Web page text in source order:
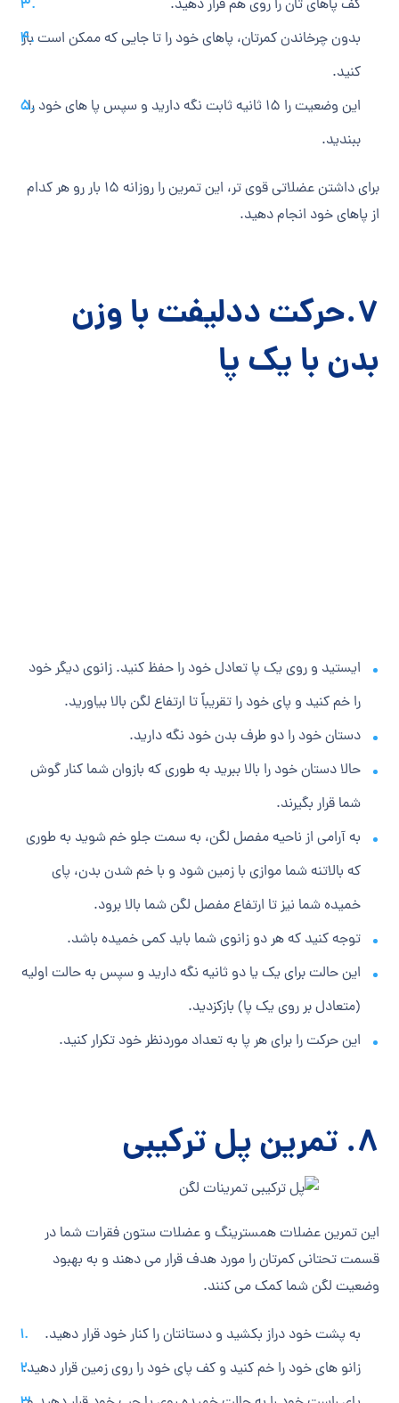
کف پاهای تان را روی هم قرار دهید.
بدون چرخاندن کمرتان، پاهای خود را تا جایی که ممکن است باز
کنید.
این وضعیت را 15 ثانیه ثابت نگه دارید و سپس پا های خود را
ببندید.
برای داشتن عضلاتی قوی تر، این تمرین را روزانه 15 بار رو هر کدام
از پاهای خود انجام دهید.
7.حرکت ددلیفت با وزن
بدن با یک پا
ایستید و روی یک پا تعادل خود را حفظ کنید. زانوی دیگر خود
را خم کنید و پای خود را تقریباً تا ارتفاع لگن بالا بیاورید.
دستان خود را دو طرف بدن خود نگه دارید.
حالا دستان خود را بالا ببرید به طوری که بازوان شما کنار گوش
شما قرار بگیرند.
به آرامی از ناحیه مفصل لگن، به سمت جلو خم شوید به طوری
که بالاتنه شما موازی با زمین شود و با خم شدن بدن، پای
خمیده شما نیز تا ارتفاع مفصل لگن شما بالا برود.
توجه کنید که هر دو زانوی شما باید کمی خمیده باشد.
این حالت برای یک یا دو ثانیه نگه دارید و سپس به حالت اولیه
(متعادل بر روی یک پا) بازکزدید.
این حرکت را برای هر پا به تعداد موردنظر خود تکرار کنید.
8. تمرین پل ترکیبی
این تمرین عضلات همسترینگ و عضلات ستون فقرات شما در
قسمت تحتانی کمرتان را مورد هدف قرار می‎ دهند و به بهبود
وضعیت لگن شما کمک می‎ کنند.
به پشت خود دراز بکشید و دستانتان را کنار خود قرار دهید.
زانو های خود را خم کنید و کف پای خود را روی زمین قرار دهید.